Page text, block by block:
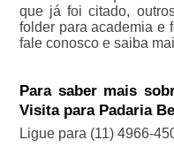
que já foi citado,
folder para academia e
fale conosco e saiba
Para saber mais
Visita para Padaria
Ligue para (11) 4966-